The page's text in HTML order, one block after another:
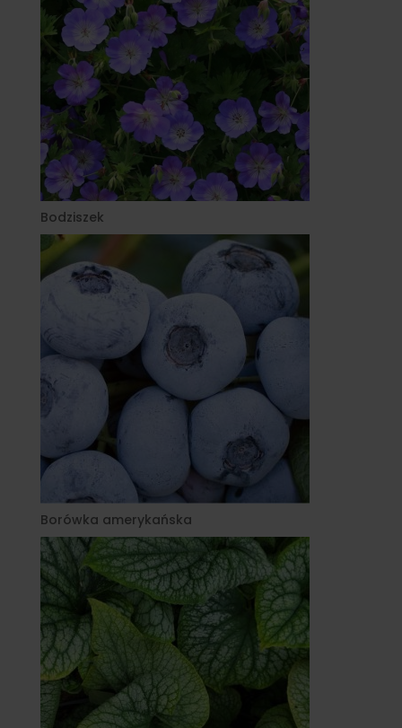
Bodziszek
Borówka amerykańska